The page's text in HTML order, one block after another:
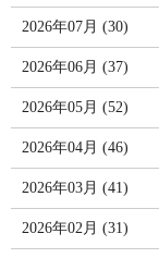
2026年07月 (30)
2026年06月 (37)
2026年05月 (52)
2026年04月 (46)
2026年03月 (41)
2026年02月 (31)